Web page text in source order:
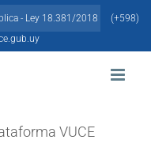
- Ley 18.381/2018
(+598)
VUCE